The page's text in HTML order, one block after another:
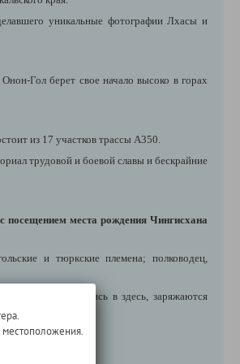
уникальные фотографии Лхасы и
Гол берет свое начало высоко в горах
из 17 участков трассы А350.
трудовой и боевой славы и бескрайние
с посещением места рождения Чингисхана
и тюркские племена; полководец,
оказавшись в здесь, заряжаются
местоположения.